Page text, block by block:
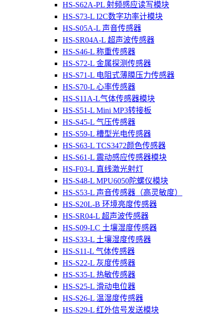
HS-S62A-PL 射频感应读写模块
HS-S73-L I2C数字功率计模块
HS-S05A-L 声音传感器
HS-SR04A-L 超声波传感器
HS-S46-L 称重传感器
HS-S72-L 金属探测传感器
HS-S71-L 电阻式薄膜压力传感器
HS-S70-L 心率传感器
HS-S11A-L气体传感器模块
HS-S51-L Mini MP3转接板
HS-S45-L 气压传感器
HS-S59-L 槽型光电传感器
HS-S63-L TCS3472颜色传感器
HS-S61-L 震动感应传感器模块
HS-F03-L 直线激光射灯
HS-S48-L MPU6050陀螺仪模块
HS-S53-L 声音传感器（高灵敏度）
HS-S20L-B 环境亮度传感器
HS-SR04-L 超声波传感器
HS-S09-LC 土壤湿度传感器
HS-S33-L 土壤湿度传感器
HS-S11-L 气体传感器
HS-S22-L 灰度传感器
HS-S35-L 热敏传感器
HS-S25-L 滑动电位器
HS-S26-L 温湿度传感器
HS-S29-L 红外信号发送模块